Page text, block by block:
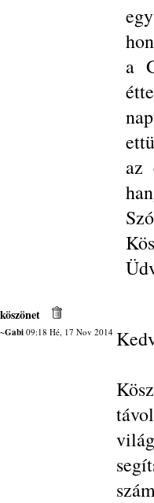
a
az
köszönet
~Gabi09:18 Hé, 17 Nov 2014